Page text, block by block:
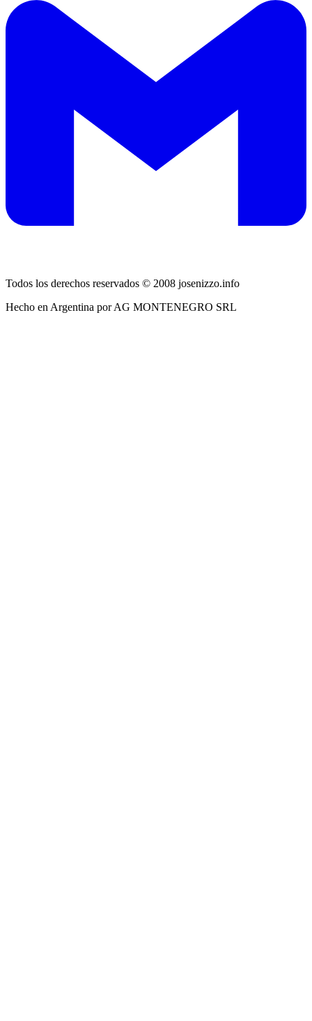
Todos los derechos reservados © 2008 josenizzo.info
Hecho en Argentina por AG MONTENEGRO SRL